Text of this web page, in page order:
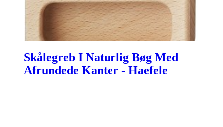
Skålegreb I Naturlig Bøg Med
Afrundede Kanter - Haefele